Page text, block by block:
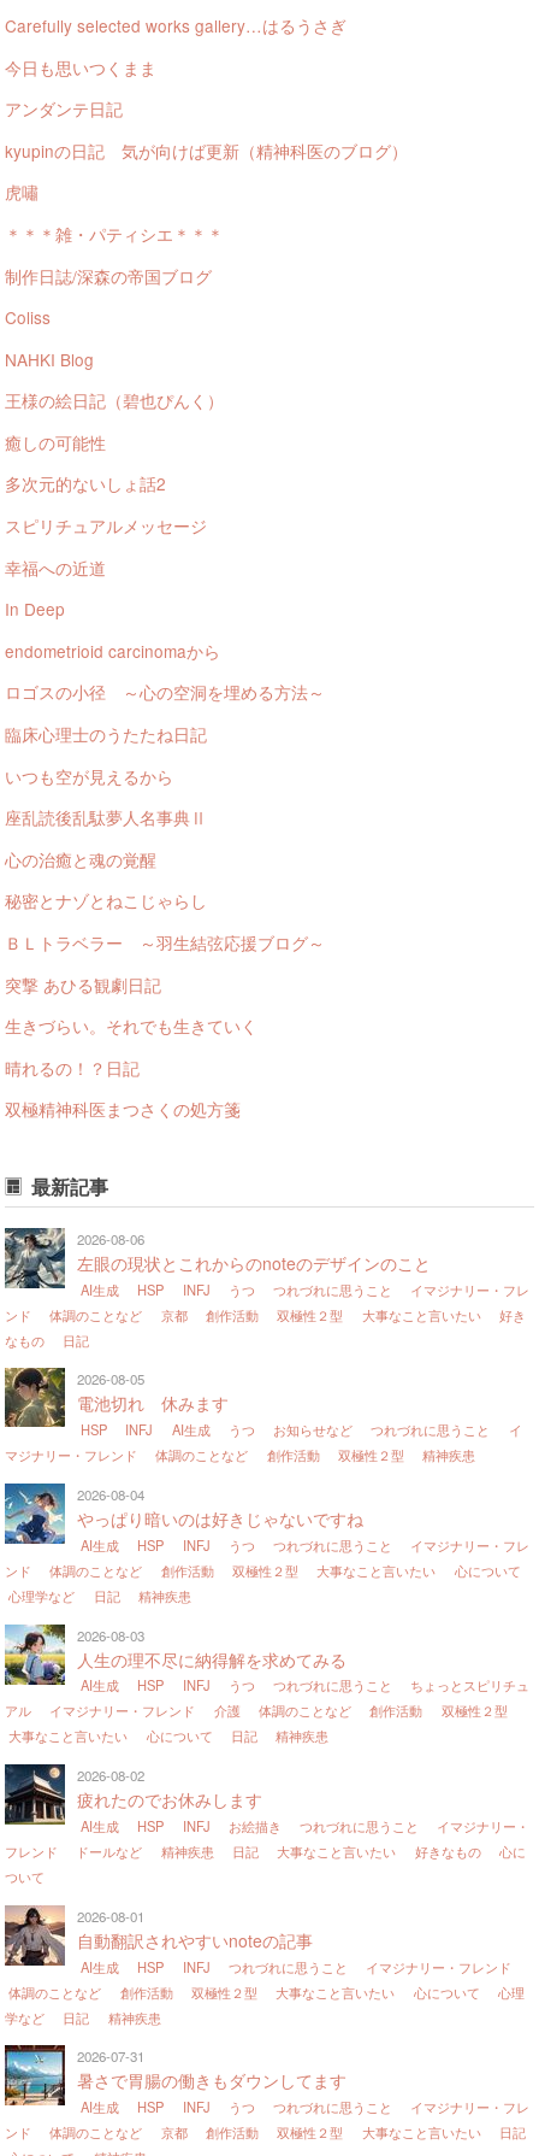
Carefully selected works gallery…はるうさぎ
今日も思いつくまま
アンダンテ日記
kyupinの日記 気が向けば更新（精神科医のブログ）
虎嘯
＊＊＊雑・パティシエ＊＊＊
制作日誌/深森の帝国ブログ
Coliss
NAHKI Blog
王様の絵日記（碧也ぴんく）
癒しの可能性
多次元的ないしょ話2
スピリチュアルメッセージ
幸福への近道
In Deep
endometrioid carcinomaから
ロゴスの小径 ～心の空洞を埋める方法～
臨床心理士のうたたね日記
いつも空が見えるから
座乱読後乱駄夢人名事典Ⅱ
心の治癒と魂の覚醒
秘密とナゾとねこじゃらし
ＢＬトラベラー ～羽生結弦応援ブログ～
突撃 あひる観劇日記
生きづらい。それでも生きていく
晴れるの！？日記
双極精神科医まつさくの処方箋
最新記事
2026-08-06
左眼の現状とこれからのnoteのデザインのこと
AI生成 HSP INFJ うつ つれづれに思うこと
イマジナリー・フレ
ンド
体調のことなど 京都 創作活動 双極性２型 大事なこと言いたい
好き
なもの
日記
2026-08-05
電池切れ 休みます
HSP INFJ AI生成 うつ お知らせなど つれづれに思うこと
イ
マジナリー・フレンド
体調のことなど 創作活動 双極性２型 精神疾患
2026-08-04
やっぱり暗いのは好きじゃないですね
AI生成 HSP INFJ うつ つれづれに思うこと
イマジナリー・フレ
ンド
体調のことなど 創作活動 双極性２型 大事なこと言いたい
心について
心理学など
日記 精神疾患
2026-08-03
人生の理不尽に納得解を求めてみる
AI生成 HSP INFJ うつ つれづれに思うこと
ちょっとスピリチュ
アル
イマジナリー・フレンド 介護 体調のことなど 創作活動
双極性２型
大事なこと言いたい
心について 日記 精神疾患
2026-08-02
疲れたのでお休みします
AI生成 HSP INFJ お絵描き つれづれに思うこと
イマジナリー・
フレンド
ドールなど 精神疾患 日記 大事なこと言いたい 好きなもの
心に
ついて
2026-08-01
自動翻訳されやすいnoteの記事
AI生成 HSP INFJ つれづれに思うこと
イマジナリー・フレンド
体調のことなど
創作活動 双極性２型 大事なこと言いたい 心について
心理
学など
日記 精神疾患
2026-07-31
暑さで胃腸の働きもダウンしてます
AI生成 HSP INFJ うつ つれづれに思うこと
イマジナリー・フレ
ンド
体調のことなど 京都 創作活動 双極性２型 大事なこと言いたい
日記